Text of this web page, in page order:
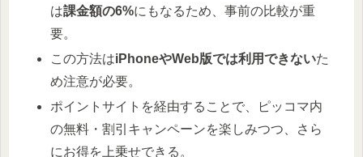
は課金額の6%にもなるため、事前の比較が重
要。
この方法はiPhoneやWeb版では利用できないた
め注意が必要。
ポイントサイトを経由することで、ピッコマ内
の無料・割引キャンペーンを楽しみつつ、さら
にお得を上乗せできる。